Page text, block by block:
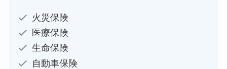
火災保険
医療保険
生命保険
自動車保険